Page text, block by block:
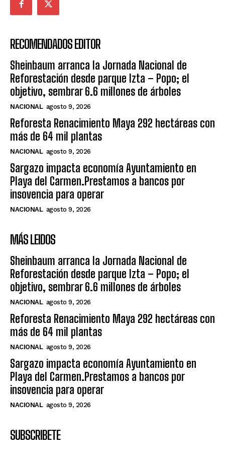
RECOMENDADOS EDITOR
Sheinbaum arranca la Jornada Nacional de
Reforestación desde parque Izta – Popo; el
objetivo, sembrar 6.6 millones de árboles
NACIONAL agosto 9, 2026
Reforesta Renacimiento Maya 292 hectáreas con
más de 64 mil plantas
NACIONAL agosto 9, 2026
Sargazo impacta economía Ayuntamiento en
Playa del Carmen.Prestamos a bancos por
insovencia para operar
NACIONAL agosto 9, 2026
MÁS LEIDOS
Sheinbaum arranca la Jornada Nacional de
Reforestación desde parque Izta – Popo; el
objetivo, sembrar 6.6 millones de árboles
NACIONAL agosto 9, 2026
Reforesta Renacimiento Maya 292 hectáreas con
más de 64 mil plantas
NACIONAL agosto 9, 2026
Sargazo impacta economía Ayuntamiento en
Playa del Carmen.Prestamos a bancos por
insovencia para operar
NACIONAL agosto 9, 2026
SUBSCRIBETE